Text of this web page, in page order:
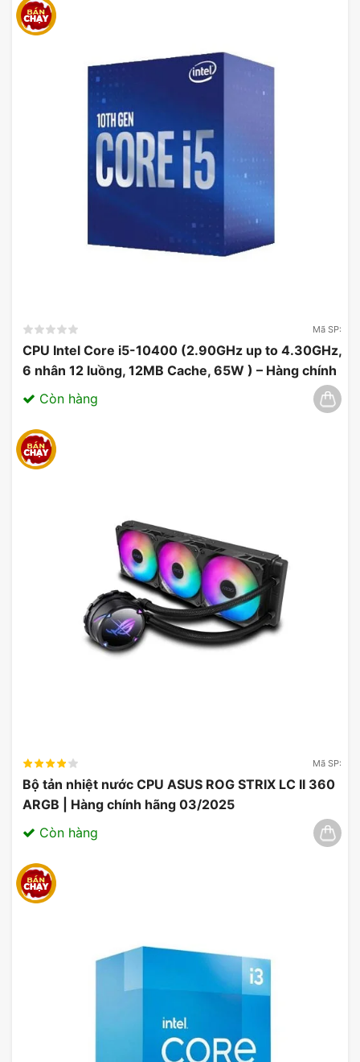
Mã SP:
CPU Intel Core i5-10400 (2.90GHz up to 4.30GHz,
6 nhân 12 luồng, 12MB Cache, 65W ) – Hàng chính
hãng 03/2025
Còn hàng
Mã SP:
Bộ tản nhiệt nước CPU ASUS ROG STRIX LC II 360
ARGB | Hàng chính hãng 03/2025
Còn hàng